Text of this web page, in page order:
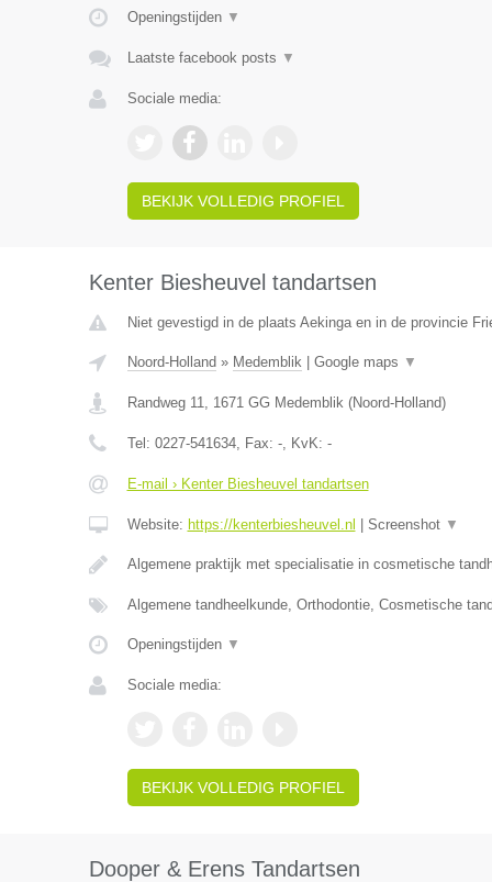
Openingstijden ▼
Laatste facebook posts ▼
Sociale media:
BEKIJK VOLLEDIG PROFIEL
Kenter Biesheuvel tandartsen
Niet gevestigd in de plaats Aekinga en in de provincie
Noord-Holland » Medemblik| Google maps ▼
Randweg 11, 1671 GG Medemblik(Noord-Holland)
Tel: 0227-541634, Fax: -, KvK: -
E-mail › Kenter Biesheuvel tandartsen
Website: https://kenterbiesheuvel.nl Screenshot ▼
Algemene praktijk met specialisatie in cosmetische
Algemene tandheelkunde, Orthodontie, Cosmetische
Openingstijden ▼
Sociale media:
BEKIJK VOLLEDIG PROFIEL
Dooper & Erens Tandartsen